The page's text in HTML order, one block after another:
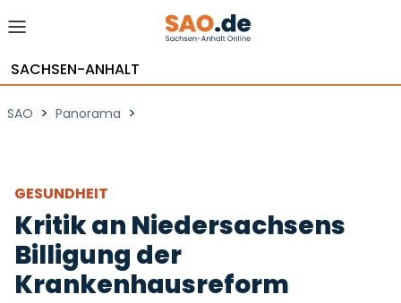
SACHSEN-ANHALT
SAO > Panorama >
GESUNDHEIT
Kritik an Niedersachsens
Billigung der
Krankenhausreform